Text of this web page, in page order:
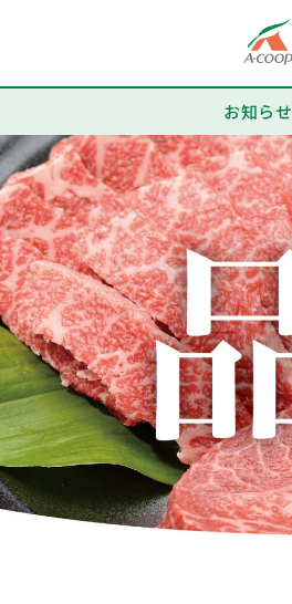
お知らせ